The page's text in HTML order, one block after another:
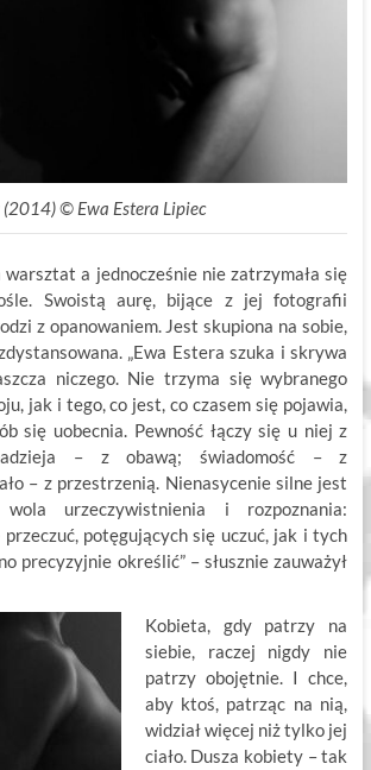
(2014) © Ewa Estera Lipiec
warsztat a jednocześnie nie zatrzymała się
Swoistą aurę, bijące z jej fotografii
z opanowaniem. Jest skupiona na sobie,
„Ewa Estera szuka i skrywa
niczego. Nie trzyma się wybranego
jak i tego, co jest, co czasem się pojawia,
się uobecnia. Pewność łączy się u niej z
nadzieja – z obawą; świadomość – z
– z przestrzenią. Nienasycenie silne jest
urzeczywistnienia i rozpoznania:
potęgujących się uczuć, jak i tych
precyzyjnie określić” – słusznie zauważył
Kobieta, gdy patrzy na
siebie, raczej nigdy nie
patrzy obojętnie. I chce,
aby ktoś, patrząc na nią,
widział więcej niż tylko jej
ciało. Dusza kobiety – tak